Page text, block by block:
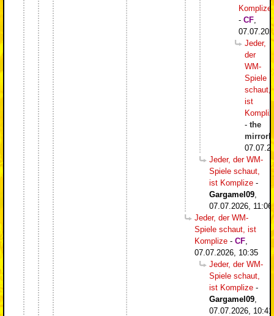
Komplize
- CF
Jeder,
der
WM-
Spiele
schaut,
ist
- the
Jeder, der WM-
Spiele schaut,
ist Komplize -
Gargamel09
07.07.2026, 11:06
Jeder, der WM-
Spiele schaut, ist
Komplize - CF
07.07.2026, 10:35
Jeder, der WM-
Spiele schaut,
ist Komplize -
Gargamel09
07.07.2026, 10:41